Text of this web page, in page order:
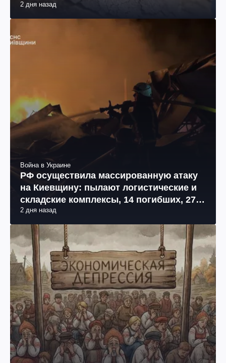
2 дня назад
Война в Украине
РФ осуществила массированную атаку
на Киевщину: пылают логистические и
складские комплексы, 14 погибших, 27
раненых (фото, видео)
2 дня назад